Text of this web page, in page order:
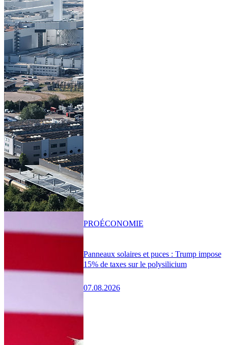
Panneaux solaires et puces : Trump impose
15% de taxes sur le polysilicium
07.08.2026
PROÉCONOMIE